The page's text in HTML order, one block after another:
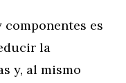
es
la
y, al mismo